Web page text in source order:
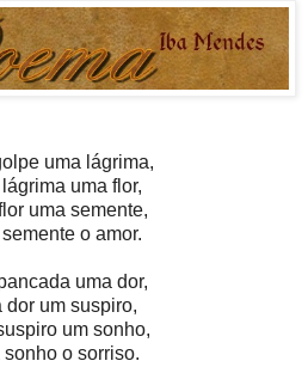
uma lágrima,
uma flor,
uma semente,
o amor.
uma dor,
dor um suspiro,
um sonho,
sonho o sorriso.